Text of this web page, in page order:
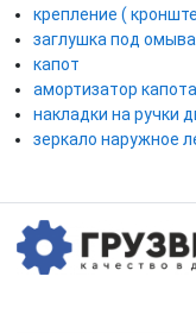
крепление (
заглушка под
капот
амортизатор капота
накладки на ручки
зеркало наружное